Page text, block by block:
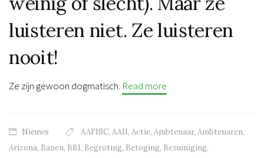
luisteren niet. Ze luisteren
nooit!
Ze zijn gewoon dogmatisch. Read more
Nieuws AAFISC, AAII, Actie, Ambtenaar, Ambtenaren,
Arizona, Banen, BBI, Begroting, Betoging, Bezuiniging,